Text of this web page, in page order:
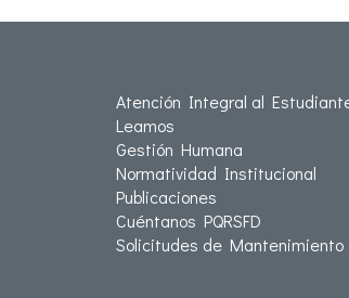
Atención Integral al
Leamos
Gestión Humana
Normatividad Institucional
Publicaciones
Cuéntanos PQRSFD
Solicitudes de Mantenimiento